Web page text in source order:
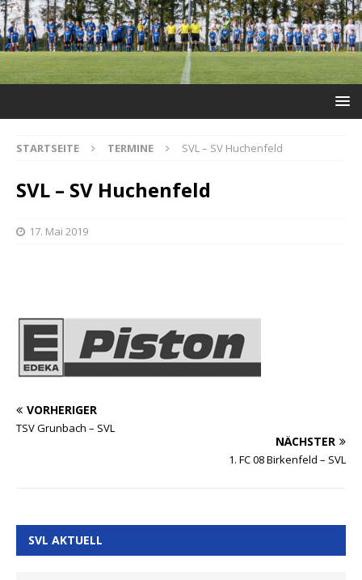
STARTSEITE TERMINE SVL – SV Huchenfeld
SVL – SV Huchenfeld
17. Mai 2019
VORHERIGER
TSV Grunbach – SVL
NÄCHSTER
1. FC 08 Birkenfeld – SVL
SVL AKTUELL